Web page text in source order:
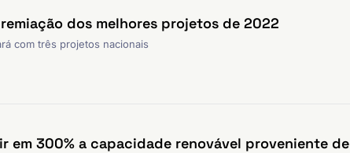
dos melhores projetos de 2022
com três projetos nacionais
em 300% a capacidade renovável proveniente de